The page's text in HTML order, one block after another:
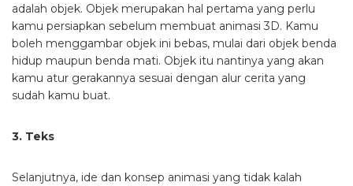
adalah objek. Objek merupakan hal pertama yang perlu
kamu persiapkan sebelum membuat animasi 3D. Kamu
boleh menggambar objek ini bebas, mulai dari objek benda
hidup maupun benda mati. Objek itu nantinya yang akan
kamu atur gerakannya sesuai dengan alur cerita yang
sudah kamu buat.
3. Teks
Selanjutnya, ide dan konsep animasi yang tidak kalah